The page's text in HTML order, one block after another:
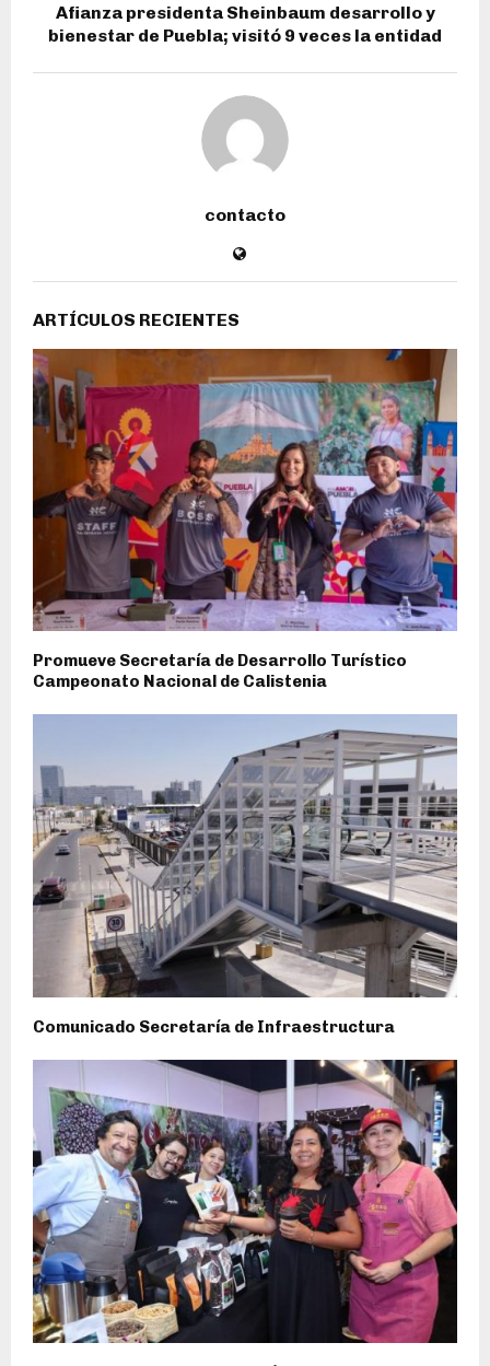
Afianza presidenta Sheinbaum desarrollo y
bienestar de Puebla; visitó 9 veces la entidad
contacto
ARTÍCULOS RECIENTES
Promueve Secretaría de Desarrollo Turístico
Campeonato Nacional de Calistenia
Comunicado Secretaría de Infraestructura